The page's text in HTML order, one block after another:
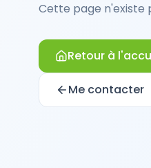
Cette page n'existe
Retour à
Me contacter